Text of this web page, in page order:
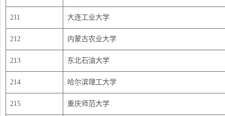
211 大连工业大学
212 内蒙古农业大学
213 东北石油大学
214 哈尔滨理工大学
215 重庆师范大学